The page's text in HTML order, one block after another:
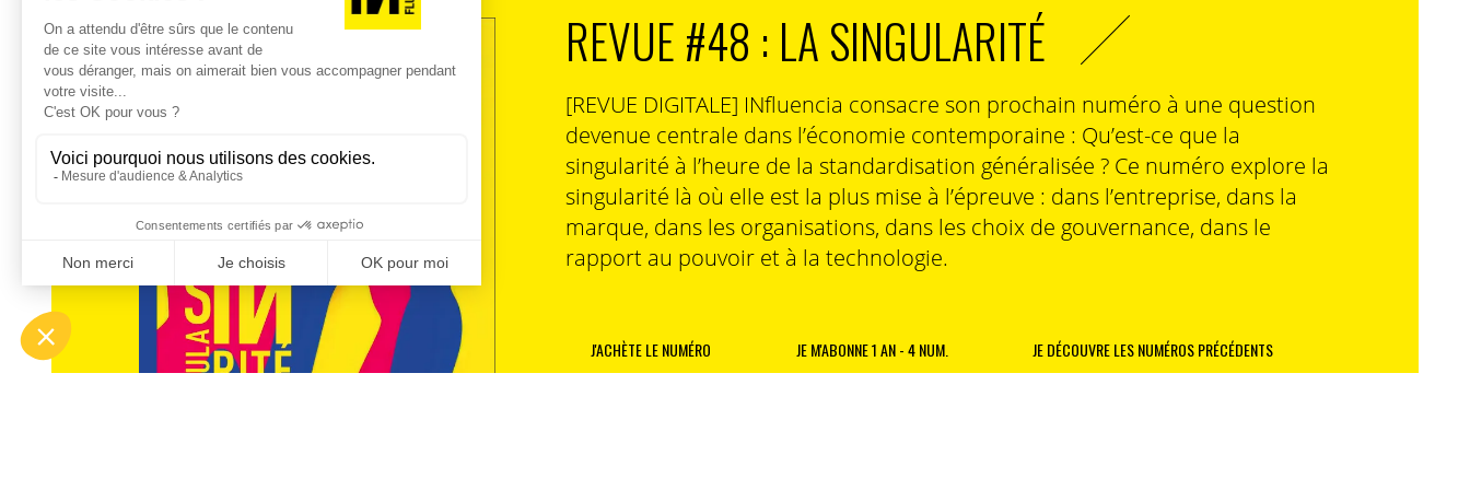
REVUE #48 : LA SINGULARITÉ
[REVUE DIGITALE] INfluencia consacre son prochain numéro à une question
devenue centrale dans l’économie contemporaine : Qu’est-ce que la
singularité à l’heure de la standardisation généralisée ? Ce numéro explore la
singularité là où elle est la plus mise à l’épreuve : dans l’entreprise, dans la
marque, dans les organisations, dans les choix de gouvernance, dans le
rapport au pouvoir et à la technologie.
J'ACHÈTE LE NUMÉRO JE M'ABONNE 1 AN - 4 NUM. JE DÉCOUVRE LES NUMÉROS PRÉCÉDENTS